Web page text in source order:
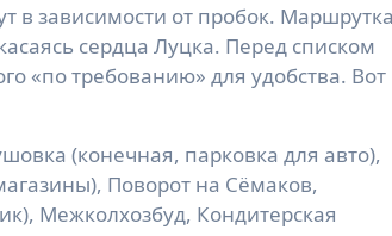
зависимости от пробок. Маршрутка
сердца Луцка. Перед списком
«по требованию» для удобства. Вот
(конечная, парковка для авто),
Поворот на Сёмаков,
Межколхозбуд, Кондитерская